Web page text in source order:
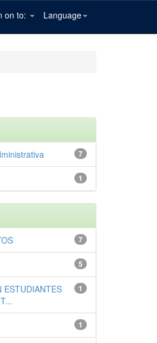
Language
on to:
7
1
7
5
1
ESTUDIANTES
1